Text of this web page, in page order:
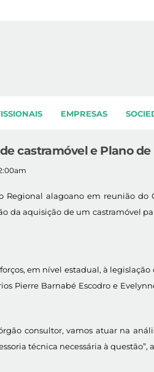
EMPRESAS
castramóvel e Plano
Regional alagoano em reunião
da aquisição de um castramóvel
em nível estadual, à
Pierre Barnabé Escodro e
consultor, vamos atuar na
técnica necessária à questão”,